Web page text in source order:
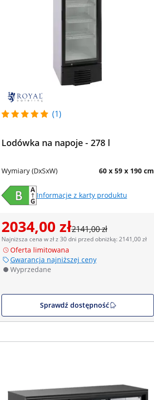
(1)
Lodówka na napoje - 278 l
Wymiary (DxSxW) 60 x 59 x 190 cm
Informacje z karty produktu
2034,00 zł2141,00 zł
Najniższa cena w zł z 30 dni przed obniżką: 2141,00 zł
Oferta limitowana
Gwarancja najniższej ceny
Wyprzedane
Sprawdź dostępność